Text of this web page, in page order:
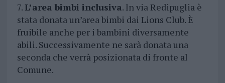
7.L’area bimbi inclusiva. In via Redipuglia è
stata donata un’area bimbi dai Lions Club. È
fruibile anche per i bambini diversamente
abili. Successivamente ne sarà donata una
seconda che verrà posizionata di fronte al
Comune.